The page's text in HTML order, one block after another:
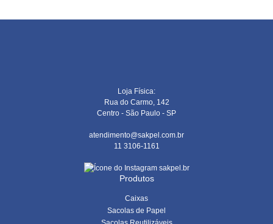
Loja Física:
Rua do Carmo, 142
Centro - São Paulo - SP
atendimento@sakpel.com.br
11 3106-1161
sakpel.br
Produtos
Caixas
Sacolas de Papel